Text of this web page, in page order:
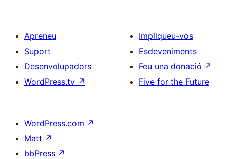
Apreneu
Suport
Desenvolupadors
WordPress.tv ↗
Impliqueu-vos
Esdeveniments
Feu una donació ↗
Five for the Future
WordPress.com ↗
Matt ↗
bbPress ↗